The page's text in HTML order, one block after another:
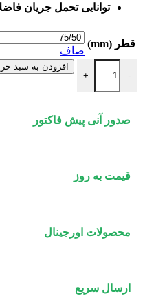
توانایی تحمل جریان فاضلابی
قطر (mm)
صاف
-
+
افزودن به سبد
صدور آنی پیش فاکتور
قیمت به روز
محصولات اورجینال
ارسال سریع